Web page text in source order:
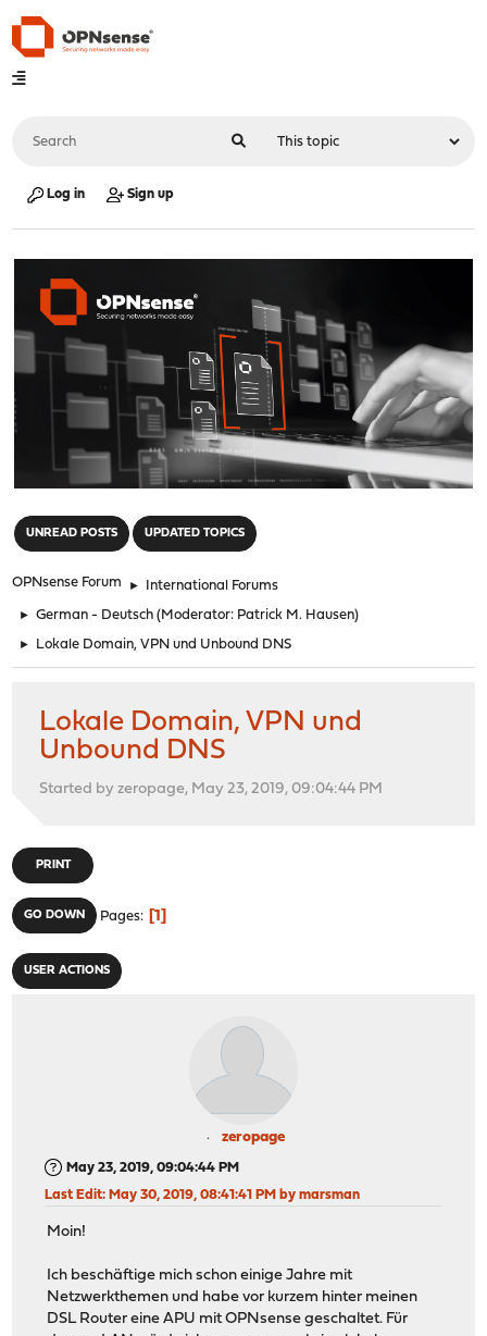
Log in Sign up
UNREAD POSTS UPDATED TOPICS
OPNsense Forum ► International Forums
► German - Deutsch (Moderator: Patrick M. Hausen)
► Lokale Domain, VPN und Unbound DNS
Lokale Domain, VPN und
Unbound DNS
Started by zeropage, May 23, 2019, 09:04:44 PM
PRINT
GO DOWN Pages 1
USER ACTIONS
zeropage
May 23, 2019, 09:04:44 PM
Last Edit: May 30, 2019, 08:41:41 PM by marsman
Moin!
Ich beschäftige mich schon einige Jahre mit
Netzwerkthemen und habe vor kurzem hinter meinen
DSL Router eine APU mit OPNsense geschaltet. Für